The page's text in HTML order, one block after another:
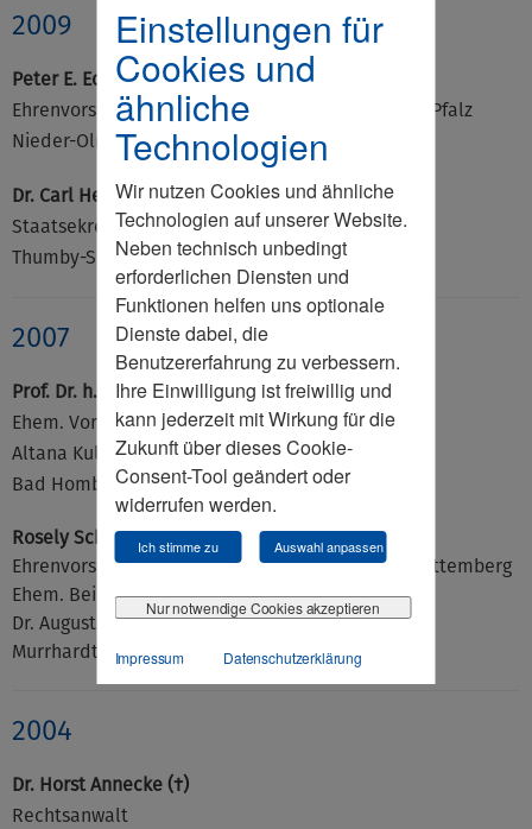
Einstellungen für
Cookies und
ähnliche
Technologien
Wir nutzen Cookies und ähnliche
Technologien auf unserer Website.
Neben technisch unbedingt
erforderlichen Diensten und
Funktionen helfen uns optionale
Dienste dabei, die
Benutzererfahrung zu verbessern.
Ihre Einwilligung ist freiwillig und
kann jederzeit mit Wirkung für die
Zukunft über dieses Cookie-
Consent-Tool geändert oder
widerrufen werden.
Ich stimme zu Auswahl anpassen
Nur notwendige Cookies akzeptieren
Impressum Datenschutzerklärung
2009
Peter E. Eckes (†)
Ehrenvorsitzender im Landesverband Rheinland-Pfalz
Nieder-Olm
Dr. Carl Hermann Schleifer
Staatsekretär a.D.
Thumby-Sieseby
2007
Prof. Dr. h.c. mult. Nikolaus Schweickart
Ehem. Vorsitzender
Altana Kulturstiftung gGmbH
Bad Homburg v. d. Höhe
Rosely Schweizer
Ehrenvorsitzender im Landesverband Baden-Württemberg
Ehem. Beiratsvorsitzende
Dr. August Oetker KG
Murrhardt
2004
Dr. Horst Annecke (†)
Rechtsanwalt